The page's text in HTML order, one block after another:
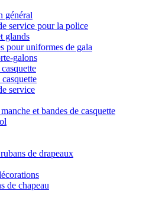
général
service pour la police
glands
pour uniformes de gala
galons
service
et bandes de casquette
de drapeaux
de chapeau